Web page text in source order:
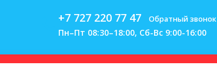
+7 727 220 77 47 Обратный звонок
Пн–Пт 08:30–18:00, Сб-Вс 9:00-16:00